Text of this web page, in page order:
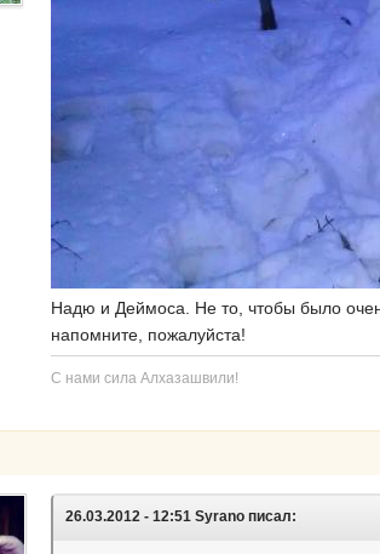
Надю и Деймоса. Не то, чтобы было
напомните, пожалуйста!
С нами сила Алхазашвили!
26.03.2012 - 12:51 Syrano писал: